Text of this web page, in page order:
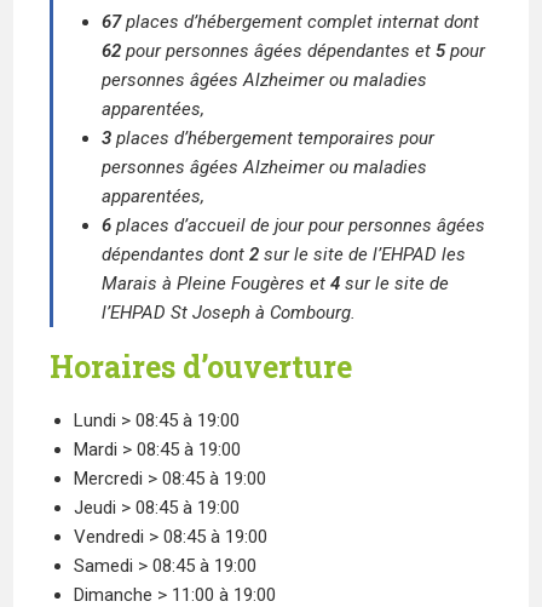
67places d’hébergement complet internat dont
62 pour personnes âgées dépendantes et5pour
personnes âgées Alzheimer ou maladies
apparentées,
3 places d’hébergement temporaires pour
personnes âgées Alzheimer ou maladies
apparentées,
6 places d’accueil de jour pour personnes âgées
dépendantes dont2 sur le site de l’EHPAD les
Marais à Pleine Fougères et4 sur le site de
l’EHPAD St Joseph à Combourg.
Horaires d’ouverture
Lundi > 08:45 à 19:00
Mardi > 08:45 à 19:00
Mercredi > 08:45 à 19:00
Jeudi > 08:45 à 19:00
Vendredi > 08:45 à 19:00
Samedi > 08:45 à 19:00
Dimanche > 11:00 à 19:00